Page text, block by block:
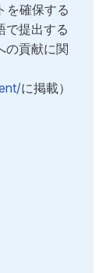
を確保する
で提出する
の貢献に関
に掲載）